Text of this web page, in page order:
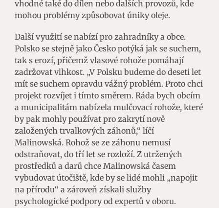
vhodné také do dílen nebo dalších provozů, kde
mohou problémy způsobovat úniky oleje.
Další využití se nabízí pro zahradníky a obce.
Polsko se stejně jako Česko potýká jak se suchem,
tak s erozí, přičemž vlasové rohože pomáhají
zadržovat vlhkost. „V Polsku budeme do deseti let
mít se suchem opravdu vážný problém. Proto chci
projekt rozvíjet i tímto směrem. Ráda bych obcím
a municipalitám nabízela mulčovací rohože, které
by pak mohly používat pro zakrytí nově
založených trvalkových záhonů,“ líčí
Malinowská. Rohož se ze záhonu nemusí
odstraňovat, do tří let se rozloží. Z utržených
prostředků a darů chce Malinowská časem
vybudovat útočiště, kde by se lidé mohli „napojit
na přírodu“ a zároveň získali služby
psychologické podpory od expertů v oboru.